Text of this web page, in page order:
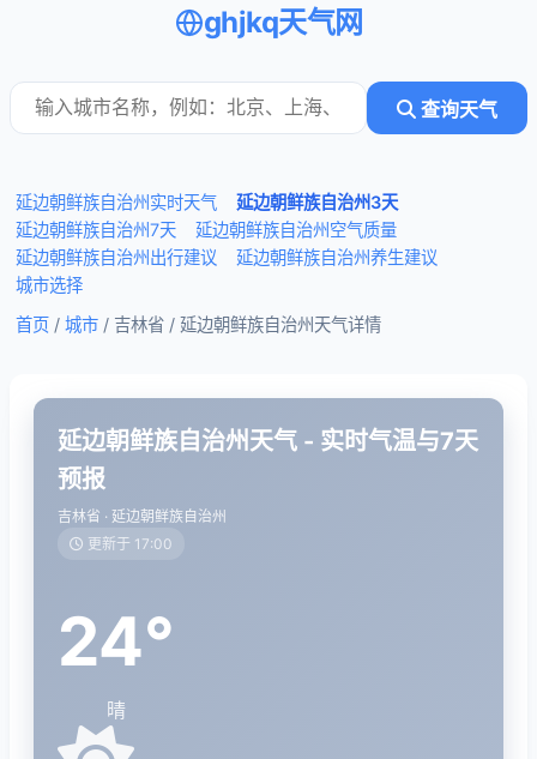
ghjkq天气网
查询天气
延边朝鲜族自治州实时天气
延边朝鲜族自治州3天
延边朝鲜族自治州7天
延边朝鲜族自治州空气质量
延边朝鲜族自治州出行建议
延边朝鲜族自治州养生建议
城市选择
首页 / 城市 / 吉林省 / 延边朝鲜族自治州天气详情
延边朝鲜族自治州天气 - 实时气温与7天
预报
吉林省 · 延边朝鲜族自治州
更新于 17:00
24°
晴